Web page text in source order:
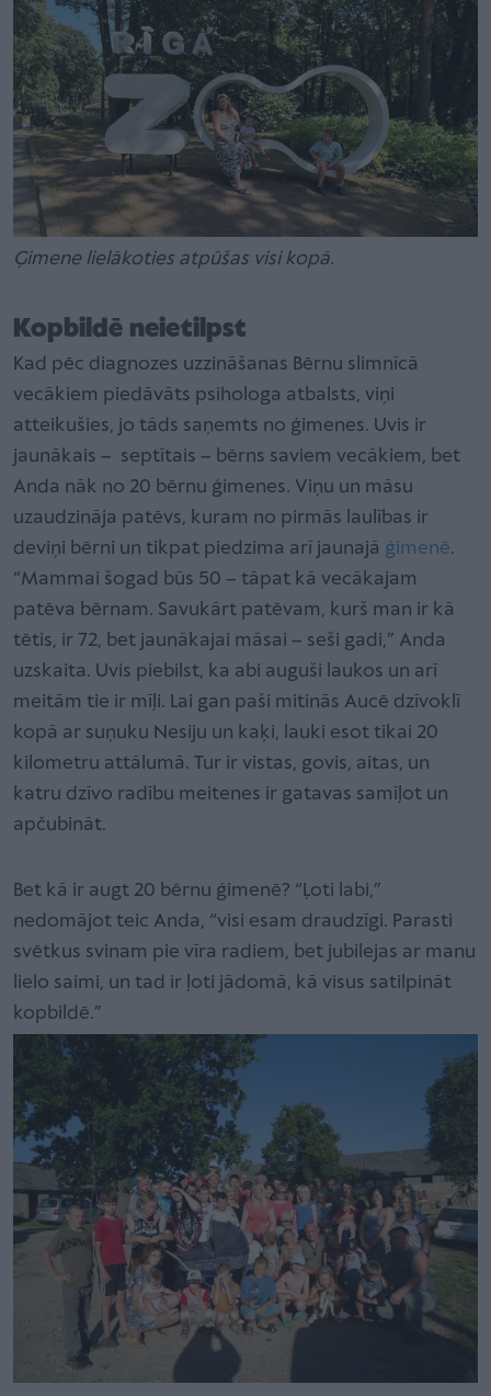
Ģimene lielākoties atpūšas visi kopā.
Kopbildē neietilpst
Kad pēc diagnozes uzzināšanas Bērnu slimnīcā
vecākiem piedāvāts psihologa atbalsts, viņi
atteikušies, jo tāds saņemts no ģimenes. Uvis ir
jaunākais – septītais – bērns saviem vecākiem, bet
Anda nāk no 20 bērnu ģimenes. Viņu un māsu
uzaudzināja patēvs, kuram no pirmās laulības ir
deviņi bērni un tikpat piedzima arī jaunajā ģimenē.
“Mammai šogad būs 50 – tāpat kā vecākajam
patēva bērnam. Savukārt patēvam, kurš man ir kā
tētis, ir 72, bet jaunākajai māsai – seši gadi,” Anda
uzskaita. Uvis piebilst, ka abi auguši laukos un arī
meitām tie ir mīļi. Lai gan paši mitinās Aucē dzīvoklī
kopā ar suņuku Nesiju un kaķi, lauki esot tikai 20
kilometru attālumā. Tur ir vistas, govis, aitas, un
katru dzīvo radību meitenes ir gatavas samīļot un
apčubināt.
Bet kā ir augt 20 bērnu ģimenē? “Ļoti labi,”
nedomājot teic Anda, “visi esam draudzīgi. Parasti
svētkus svinam pie vīra radiem, bet jubilejas ar manu
lielo saimi, un tad ir ļoti jādomā, kā visus satilpināt
kopbildē.”